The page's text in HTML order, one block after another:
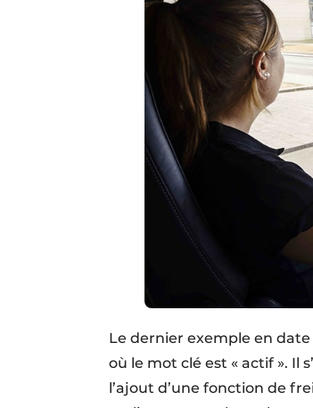
Le dernier exemple en date
où le mot clé est « actif ». Il
l’ajout d’une fonction de